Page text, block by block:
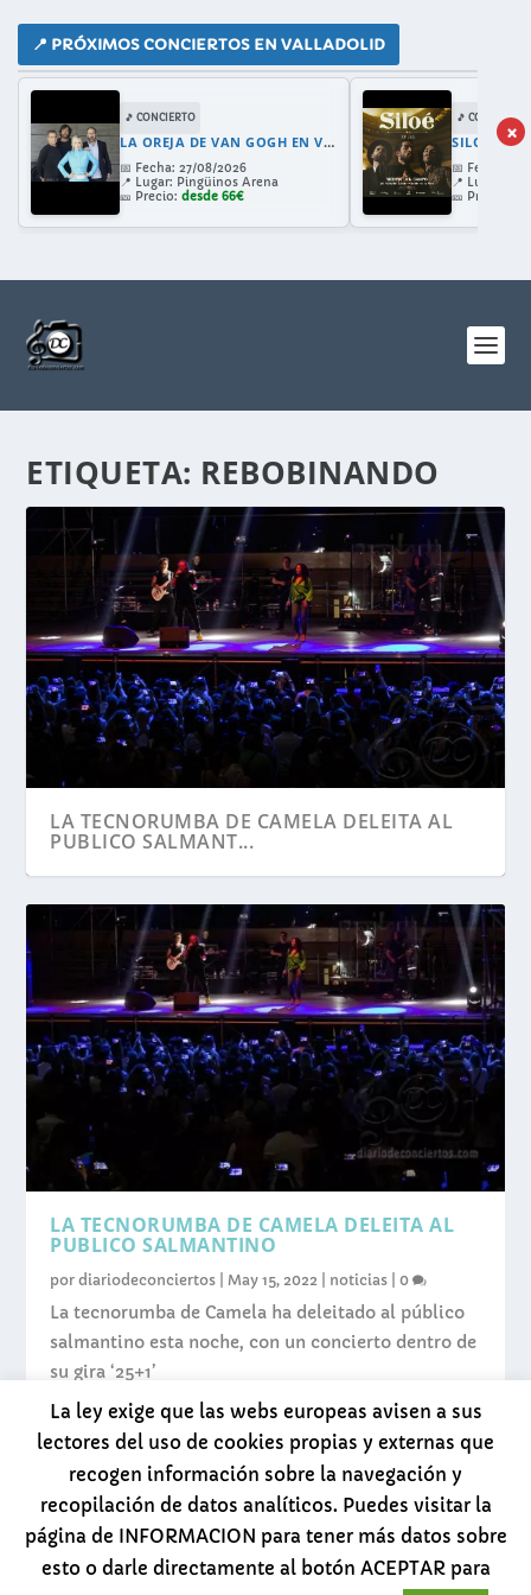
📍 PRÓXIMOS CONCIERTOS EN VALLADOLID
🎵 CONCIERTO
LA OREJA DE VAN GOGH EN VALLADOLID 2026: GIRA 30 ANIVERSARIO CON AMAIA MONTERO
📅 Fecha: 27/08/2026
📍 Lugar: Pingüinos Arena
🎫 Precio: desde 66€
🎵 CONCIERTO
SILOE EN
📅 Fecha:
📍 Lugar:
🎫 Precio:
×
ETIQUETA: REBOBINANDO
LA TECNORUMBA DE CAMELA DELEITA AL
PUBLICO SALMANT...
LA TECNORUMBA DE CAMELA DELEITA AL
PUBLICO SALMANTINO
pordiariodeconciertos May 15, 2022 noticias |0
La tecnorumba de Camela ha deleitado al público
salmantino esta noche, con un concierto dentro de
su gira ‘25+1’
LEER MÁS
| Desarrollado por
La ley exige que las webs europeas avisen a sus
lectores del uso de cookies propias y externas que
recogen información sobre la navegación y
recopilación de datos analíticos. Puedes visitar la
página de INFORMACION para tener más datos sobre
esto o darle directamente al botón ACEPTAR para